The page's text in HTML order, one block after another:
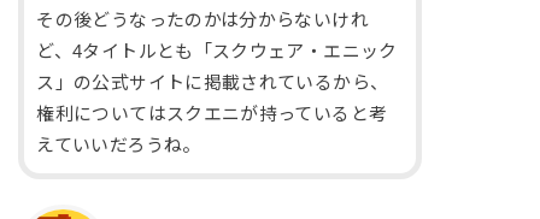
その後どうなったのかは分からないけれ
ど、4タイトルとも「スクウェア・エニック
ス」の公式サイトに掲載されているから、
権利についてはスクエニが持っていると考
えていいだろうね。